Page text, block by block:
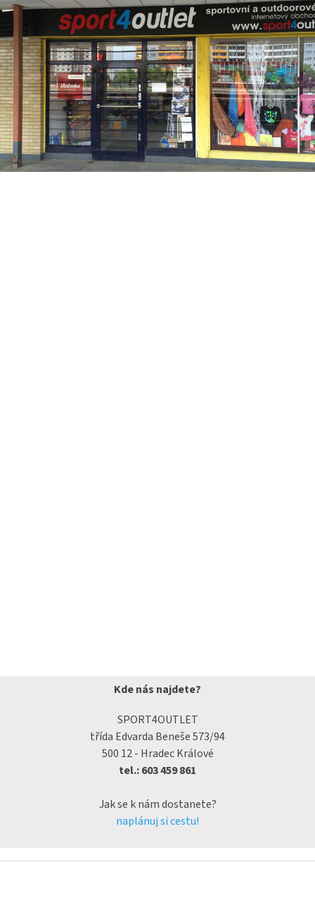
Kde nás najdete?
SPORT4OUTLET
třída Edvarda Beneše 573/94
500 12 - Hradec Králové
tel.: 603 459 861
Jak se k nám dostanete?
naplánuj si cestu!